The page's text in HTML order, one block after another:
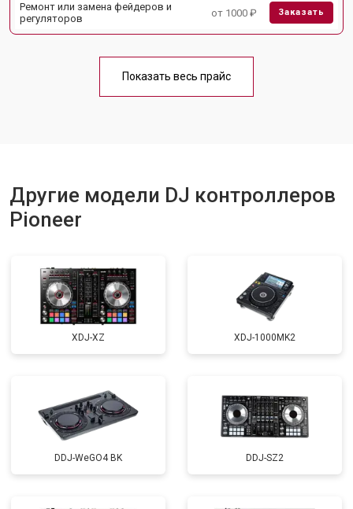
Ремонт или замена фейдеров и
регуляторов
от 1000 ₽ Заказать
Показать весь прайс
Другие модели DJ контроллеров
Pioneer
XDJ-XZ XDJ-1000MK2
DDJ-WeGO4 BK DDJ-SZ2